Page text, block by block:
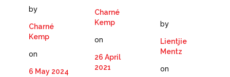
by
Charné
Kemp
on
6 May 2024
Charné
Kemp
on
26 April
2021
by
Lientjie
Mentz
on